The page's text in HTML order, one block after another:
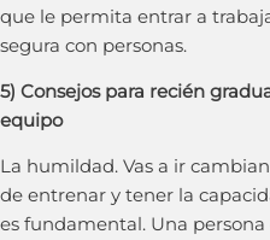
que le permita entrar a
segura con personas.
5) Consejos para recién
equipo
La humildad. Vas a ir
de entrenar y tener la
es fundamental. Una